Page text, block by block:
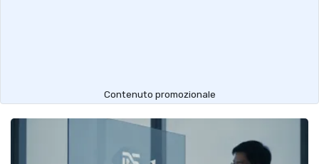
Contenuto promozionale